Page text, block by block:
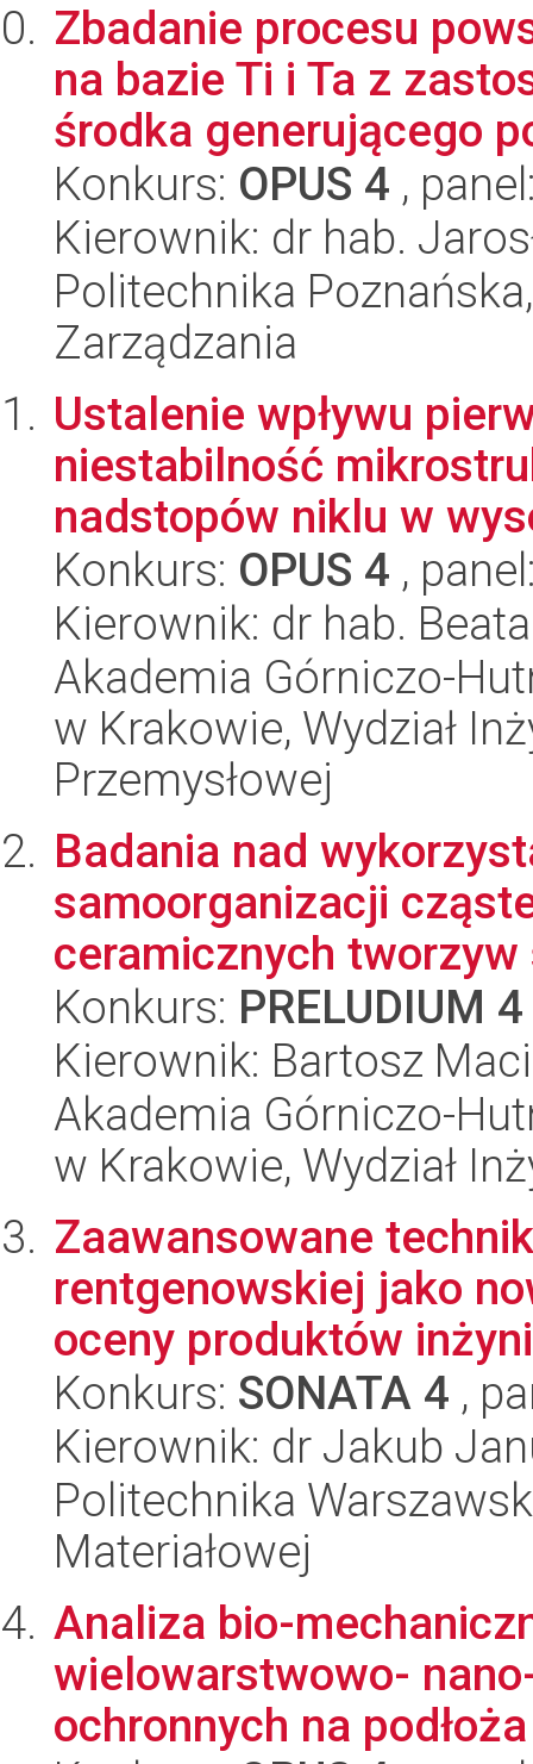
Zbadanie procesu
na bazie Ti i Ta z
środka generującego
Konkurs: OPUS 4 ,
Kierownik: dr hab.
Politechnika
Zarządzania
Ustalenie wpływu
niestabilność
nadstopów niklu w
Konkurs: OPUS 4 ,
Kierownik: dr hab.
Akademia Górniczo-
w Krakowie, Wydział
Przemysłowej
Badania nad
samoorganizacji
ceramicznych tworzyw
Konkurs: PRELUDIUM 4
Kierownik: Bartosz
Akademia Górniczo-
w Krakowie, Wydział
Zaawansowane
rentgenowskiej jako
oceny produktów
Konkurs: SONATA 4 ,
Kierownik: dr Jakub
Politechnika
Materiałowej
Analiza bio-
wielowarstwowo-
ochronnych na